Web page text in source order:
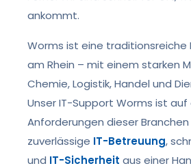
ankommt.
Worms ist eine
am Rhein – mit einem starken
Chemie, Logistik, Handel und
Unser IT-Support Worms ist auf
Anforderungen dieser
zuverlässige IT-Betreuung,
und IT-Sicherheit aus einer